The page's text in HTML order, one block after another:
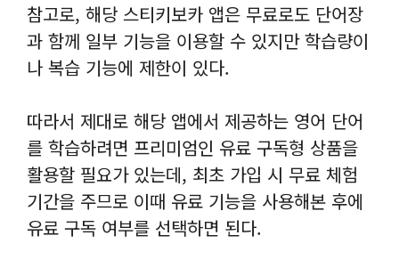
참고로, 해당 스티키보카 앱은 무료로도 단어장
과 함께 일부 기능을 이용할 수 있지만 학습량이
나 복습 기능에 제한이 있다.
따라서 제대로 해당 앱에서 제공하는 영어 단어
를 학습하려면 프리미엄인 유료 구독형 상품을
활용할 필요가 있는데, 최초 가입 시 무료 체험
기간을 주므로 이때 유료 기능을 사용해본 후에
유료 구독 여부를 선택하면 된다.